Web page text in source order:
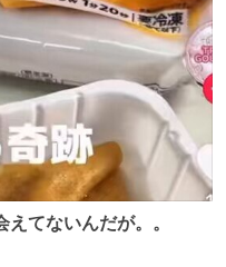
てないんだが。。